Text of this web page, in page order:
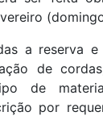
a reserva
de
de
por